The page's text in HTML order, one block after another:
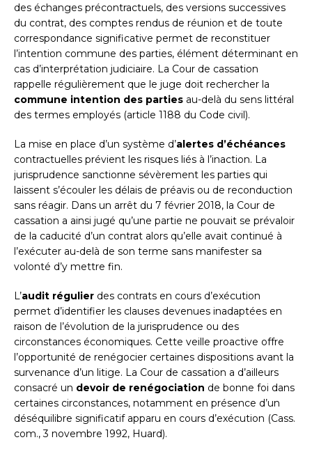
des échanges précontractuels, des versions successives
du contrat, des comptes rendus de réunion et de toute
correspondance significative permet de reconstituer
l’intention commune des parties, élément déterminant en
cas d’interprétation judiciaire. La Cour de cassation
rappelle régulièrement que le juge doit rechercher la
commune intention des parties au-delà du sens littéral
des termes employés (article 1188 du Code civil).
La mise en place d’un système d’alertes d’échéances
contractuelles prévient les risques liés à l’inaction. La
jurisprudence sanctionne sévèrement les parties qui
laissent s’écouler les délais de préavis ou de reconduction
sans réagir. Dans un arrêt du 7 février 2018, la Cour de
cassation a ainsi jugé qu’une partie ne pouvait se prévaloir
de la caducité d’un contrat alors qu’elle avait continué à
l’exécuter au-delà de son terme sans manifester sa
volonté d’y mettre fin.
L’audit régulier des contrats en cours d’exécution
permet d’identifier les clauses devenues inadaptées en
raison de l’évolution de la jurisprudence ou des
circonstances économiques. Cette veille proactive offre
l’opportunité de renégocier certaines dispositions avant la
survenance d’un litige. La Cour de cassation a d’ailleurs
consacré un devoir de renégociation de bonne foi dans
certaines circonstances, notamment en présence d’un
déséquilibre significatif apparu en cours d’exécution (Cass.
com., 3 novembre 1992, Huard).